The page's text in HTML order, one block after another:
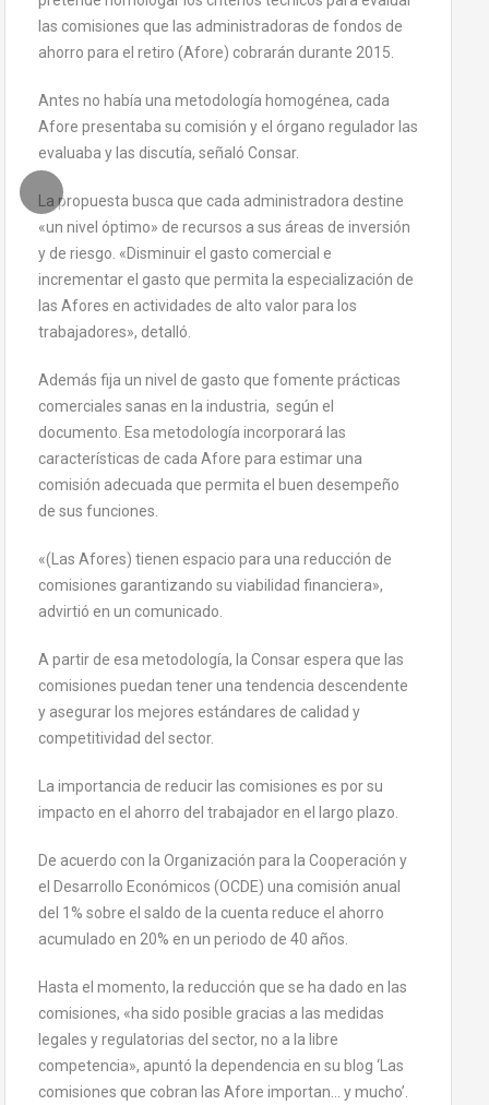
las comisiones que las administradoras de fondos de
ahorro para el retiro (Afore) cobrarán durante 2015.
Antes no había una metodología homogénea, cada
Afore presentaba su comisión y el órgano regulador las
evaluaba y las discutía, señaló Consar.
La propuesta busca que cada administradora destine
«un nivel óptimo» de recursos a sus áreas de inversión
y de riesgo. «Disminuir el gasto comercial e
incrementar el gasto que permita la especialización de
las Afores en actividades de alto valor para los
trabajadores», detalló.
Además fija un nivel de gasto que fomente prácticas
comerciales sanas en la industria, según el
documento. Esa metodología incorporará las
características de cada Afore para estimar una
comisión adecuada que permita el buen desempeño
de sus funciones.
«(Las Afores) tienen espacio para una reducción de
comisiones garantizando su viabilidad financiera»,
advirtió en un comunicado.
A partir de esa metodología, la Consar espera que las
comisiones puedan tener una tendencia descendente
y asegurar los mejores estándares de calidad y
competitividad del sector.
La importancia de reducir las comisiones es por su
impacto en el ahorro del trabajador en el largo plazo.
De acuerdo con la Organización para la Cooperación y
el Desarrollo Económicos (OCDE) una comisión anual
del 1% sobre el saldo de la cuenta reduce el ahorro
acumulado en 20% en un periodo de 40 años.
Hasta el momento, la reducción que se ha dado en las
comisiones, «ha sido posible gracias a las medidas
legales y regulatorias del sector, no a la libre
competencia», apuntó la dependencia en su blog ‘Las
comisiones que cobran las Afore importan… y mucho’.